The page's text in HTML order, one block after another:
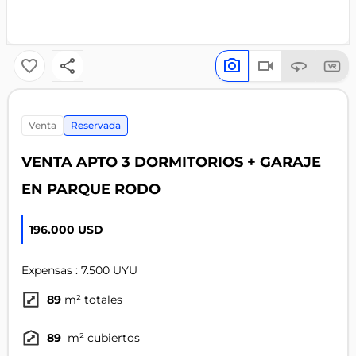
venta Reservada
VENTA APTO 3 DORMITORIOS + GARAJE
EN PARQUE RODO
196.000 USD
Expensas : 7.500 UYU
89 m² totales
89 m² cubiertos